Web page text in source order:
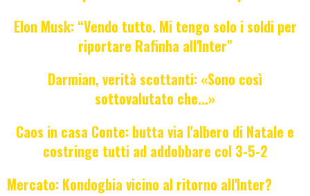
Elon Musk: “Vendo tutto. Mi tengo solo i soldi per
riportare Rafinha all'Inter"
Darmian, verità scottanti: «Sono così
sottovalutato che...»
Caos in casa Conte: butta via l'albero di Natale e
costringe tutti ad addobbare col 3-5-2
Mercato: Kondogbia vicino al ritorno all'Inter?